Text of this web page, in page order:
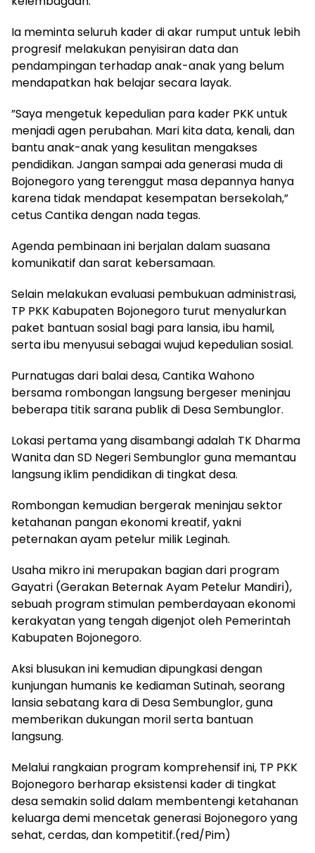
​Ia meminta seluruh kader di akar rumput untuk lebih
progresif melakukan penyisiran data dan
pendampingan terhadap anak-anak yang belum
mendapatkan hak belajar secara layak.
​”Saya mengetuk kepedulian para kader PKK untuk
menjadi agen perubahan. Mari kita data, kenali, dan
bantu anak-anak yang kesulitan mengakses
pendidikan. Jangan sampai ada generasi muda di
Bojonegoro yang terenggut masa depannya hanya
karena tidak mendapat kesempatan bersekolah,”
cetus Cantika dengan nada tegas.
​Agenda pembinaan ini berjalan dalam suasana
komunikatif dan sarat kebersamaan.
Selain melakukan evaluasi pembukuan administrasi,
TP PKK Kabupaten Bojonegoro turut menyalurkan
paket bantuan sosial bagi para lansia, ibu hamil,
serta ibu menyusui sebagai wujud kepedulian sosial.
​Purnatugas dari balai desa, Cantika Wahono
bersama rombongan langsung bergeser meninjau
beberapa titik sarana publik di Desa Sembunglor.
Lokasi pertama yang disambangi adalah TK Dharma
Wanita dan SD Negeri Sembunglor guna memantau
langsung iklim pendidikan di tingkat desa.
​Rombongan kemudian bergerak meninjau sektor
ketahanan pangan ekonomi kreatif, yakni
peternakan ayam petelur milik Leginah.
Usaha mikro ini merupakan bagian dari program
Gayatri (Gerakan Beternak Ayam Petelur Mandiri),
sebuah program stimulan pemberdayaan ekonomi
kerakyatan yang tengah digenjot oleh Pemerintah
Kabupaten Bojonegoro.
​Aksi blusukan ini kemudian dipungkasi dengan
kunjungan humanis ke kediaman Sutinah, seorang
lansia sebatang kara di Desa Sembunglor, guna
memberikan dukungan moril serta bantuan
langsung.
Melalui rangkaian program komprehensif ini, TP PKK
Bojonegoro berharap eksistensi kader di tingkat
desa semakin solid dalam membentengi ketahanan
keluarga demi mencetak generasi Bojonegoro yang
sehat, cerdas, dan kompetitif.(red/Pim)